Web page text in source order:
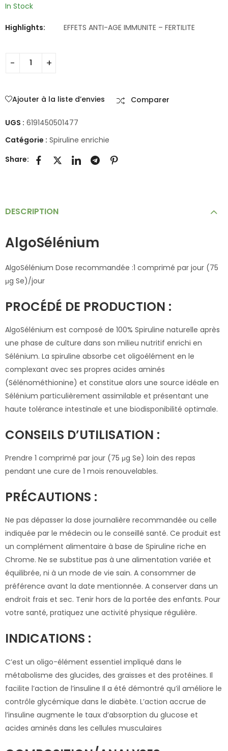
In Stock
Highlights: EFFETS ANTI-AGE IMMUNITE – FERTILITE
Ajouter à la liste d’envies Comparer
UGS : 6191450501477
Catégorie : Spiruline enrichie
Share:
DESCRIPTION
AlgoSélénium
AlgoSélénium Dose recommandée :1 comprimé par jour (75
μg Se)/jour
PROCÉDÉ DE PRODUCTION :
AlgoSélénium est composé de 100% Spiruline naturelle après
une phase de culture dans son milieu nutritif enrichi en
Sélénium. La spiruline absorbe cet oligoélément en le
complexant avec ses propres acides aminés
(Sélénométhionine) et constitue alors une source idéale en
Sélénium particulièrement assimilable et présentant une
haute tolérance intestinale et une biodisponibilité optimale.
CONSEILS D’UTILISATION :
Prendre 1 comprimé par jour (75 μg Se) loin des repas
pendant une cure de 1 mois renouvelables.
PRÉCAUTIONS :
Ne pas dépasser la dose journalière recommandée ou celle
indiquée par le médecin ou le conseillé santé. Ce produit est
un complément alimentaire à base de Spiruline riche en
Chrome. Ne se substitue pas à une alimentation variée et
équilibrée, ni à un mode de vie sain. A consommer de
préférence avant la date mentionnée. A conserver dans un
endroit frais et sec. Tenir hors de la portée des enfants. Pour
votre santé, pratiquez une activité physique régulière.
INDICATIONS :
C’est un oligo-élément essentiel impliqué dans le
métabolisme des glucides, des graisses et des protéines. Il
facilite l’action de l’insuline Il a été démontré qu’il améliore le
contrôle glycémique dans le diabète. L’action accrue de
l’insuline augmente le taux d’absorption du glucose et
acides aminés dans les cellules musculaires